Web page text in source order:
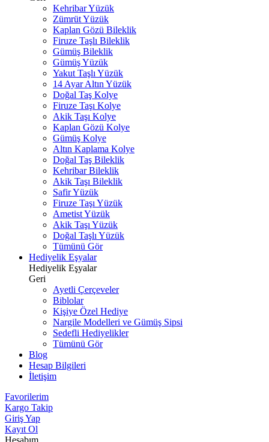
Kehribar Yüzük
Zümrüt Yüzük
Kaplan Gözü Bileklik
Firuze Taşlı Bileklik
Gümüş Bileklik
Gümüş Yüzük
Yakut Taşlı Yüzük
14 Ayar Altın Yüzük
Doğal Taş Kolye
Firuze Taşı Kolye
Akik Taşı Kolye
Kaplan Gözü Kolye
Gümüş Kolye
Altın Kaplama Kolye
Doğal Taş Bileklik
Kehribar Bileklik
Akik Taşı Bileklik
Safir Yüzük
Firuze Taşı Yüzük
Ametist Yüzük
Akik Taşı Yüzük
Doğal Taşlı Yüzük
Tümünü Gör
Hediyelik Eşyalar
Hediyelik Eşyalar
Geri
Ayetli Çerçeveler
Biblolar
Kişiye Özel Hediye
Nargile Modelleri ve Gümüş Sipsi
Sedefli Hediyelikler
Tümünü Gör
Blog
Hesap Bilgileri
İletişim
Favorilerim
Kargo Takip
Giriş Yap
Kayıt Ol
Hesabım